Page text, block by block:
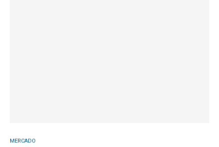
MERCADO